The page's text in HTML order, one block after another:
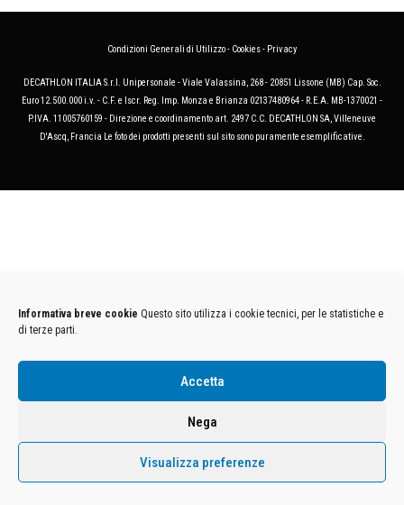
Informativa breve cookie Questo sito utilizza i cookie tecnici, per le statistiche e
di terze parti.
Accetta
Nega
Visualizza preferenze
Condizioni Generali di Utilizzo- Cookies- Privacy
DECATHLON ITALIA S.r.l. Unipersonale - Viale Valassina, 268 - 20851 Lissone (MB) Cap. Soc.
Euro 12.500.000 i.v. - C.F. e Iscr. Reg. Imp. Monza e Brianza 02137480964 - R.E.A. MB-1370021 -
P.IVA. 11005760159 - Direzione e coordinamento art. 2497 C.C. DECATHLON SA, Villeneuve
D'Ascq, Francia Le foto dei prodotti presenti sul sito sono puramente esemplificative.